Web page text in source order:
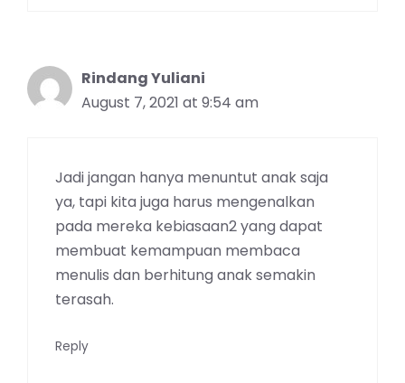
Rindang Yuliani
August 7, 2021 at 9:54 am
Jadi jangan hanya menuntut anak saja
ya, tapi kita juga harus mengenalkan
pada mereka kebiasaan2 yang dapat
membuat kemampuan membaca
menulis dan berhitung anak semakin
terasah.
Reply